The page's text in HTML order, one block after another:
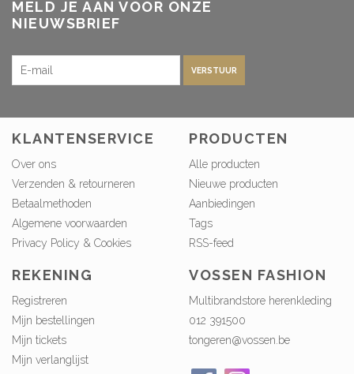
MELD JE AAN VOOR ONZE
NIEUWSBRIEF
VERSTUUR
KLANTENSERVICE
Over ons
Verzenden & retourneren
Betaalmethoden
Algemene voorwaarden
Privacy Policy & Cookies
PRODUCTEN
Alle producten
Nieuwe producten
Aanbiedingen
Tags
RSS-feed
REKENING
Registreren
Mijn bestellingen
Mijn tickets
Mijn verlanglijst
VOSSEN FASHION
Multibrandstore herenkleding
012 391500
tongeren@vossen.be